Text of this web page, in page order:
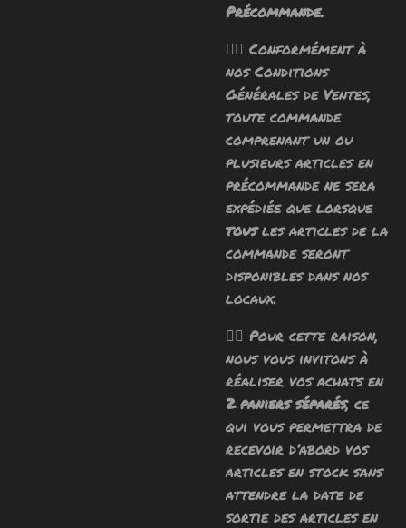
Précommande.
🧙‍♂️ Conformément à
nos Conditions
Générales de Ventes,
toute commande
comprenant un ou
plusieurs articles en
précommande ne sera
expédiée que lorsque
tousles articles de la
commande seront
disponibles dans nos
locaux.
🧙‍♂️ Pour cette raison,
nous vous invitons à
réaliser vos achats en
2 paniers séparés, ce
qui vous permettra de
recevoir d’abord vos
articles en stock sans
attendre la date de
sortie des articles en